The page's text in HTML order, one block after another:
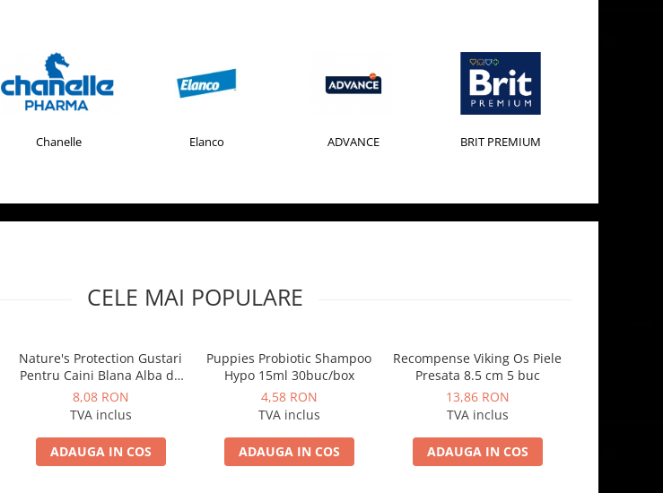
Chanelle Elanco ADVANCE BRIT PREMIUM
CELE MAI POPULARE
Nature's Protection Gustari
Pentru Caini Blana Alba de
Toate Rasele cu Ton si
Biban 70g
8,08 RON
TVA inclus
ADAUGA IN COS
Puppies Probiotic Shampoo
Hypo 15ml 30buc/box
4,58 RON
TVA inclus
ADAUGA IN COS
Recompense Viking Os Piele
Presata 8.5 cm 5 buc
13,86 RON
TVA inclus
ADAUGA IN COS